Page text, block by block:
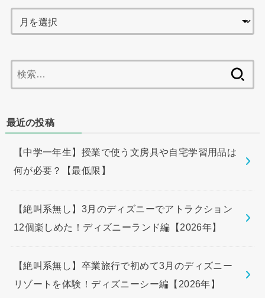
索:
最近の投稿
【中学一年生】授業で使う文房具や自宅学習用品は
何が必要？【最低限】
【絶叫系無し】3月のディズニーでアトラクション
12個楽しめた！ディズニーランド編【2026年】
【絶叫系無し】卒業旅行で初めて3月のディズニー
リゾートを体験！ディズニーシー編【2026年】